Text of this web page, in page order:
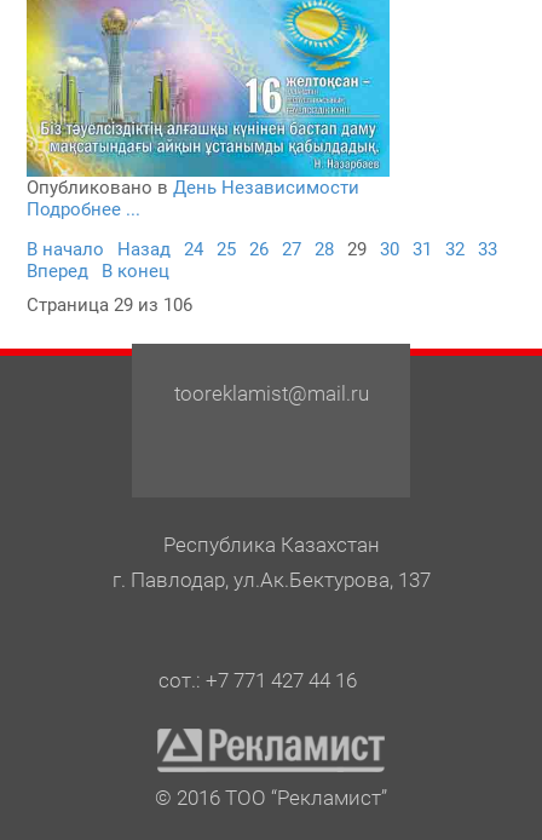
Опубликовано в День Независимости
Подробнее ...
В начало
Назад 24 25 26 27 28 29 30 31 32
33
Вперед
В конец
Страница 29 из 106
tooreklamist@mail.ru
Республика Казахстан
г. Павлодар, ул.Ак.Бектурова, 137
сот.: +7 771 427 44 16
© 2016 ТОО “Рекламист”